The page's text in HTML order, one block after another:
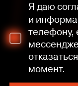
Я даю
и
телефону,
момент.